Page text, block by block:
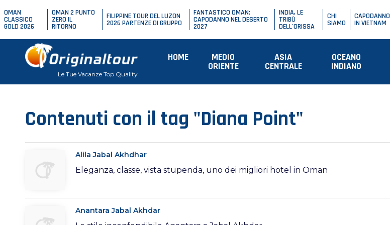
OMAN
CLASSICO
GOLD 2026
OMAN 2 PUNTO
ZERO IL
RITORNO
FILIPPINE TOUR DEL LUZON
2026 PARTENZE DI GRUPPO
FANTASTICO OMAN:
CAPODANNO NEL DESERTO
2027
INDIA, LE
TRIBÙ
DELL'ORISSA
CHI
SIAMO
CAPODANNO
IN VIETNAM
Le Tue Vacanze Top Quality
HOME MEDIO
ORIENTE
ASIA
CENTRALE
OCEANO
INDIANO
Contenuti con il tag "Diana Point"
Alila Jabal Akhdhar
Eleganza, classe, vista stupenda, uno dei migliori hotel in Oman
Anantara Jabal Akhdar